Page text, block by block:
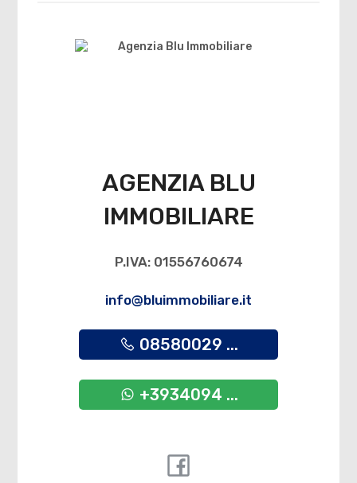
AGENZIA BLU
IMMOBILIARE
P.IVA: 01556760674
info@bluimmobiliare.it
08580029 ...
+3934094 ...